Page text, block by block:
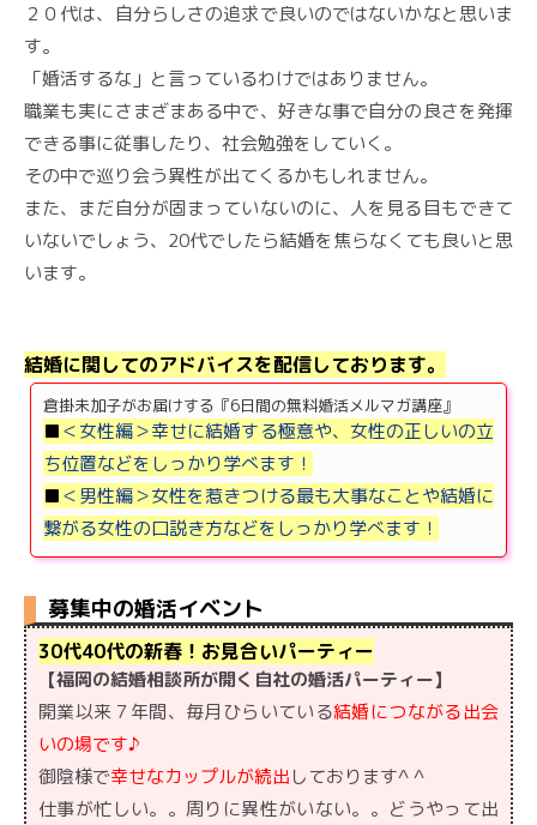
２０代は、自分らしさの追求で良いのではないかなと思いま
す。
「婚活するな」と言っているわけではありません。
職業も実にさまざまある中で、好きな事で自分の良さを発揮
できる事に従事したり、社会勉強をしていく。
その中で巡り会う異性が出てくるかもしれません。
また、まだ自分が固まっていないのに、人を見る目もできて
いないでしょう、20代でしたら結婚を焦らなくても良いと思
います。
結婚に関してのアドバイスを配信しております。
倉掛未加子がお届けする『6日間の無料婚活メルマガ講座』
■＜女性編＞幸せに結婚する極意や、女性の正しいの立
ち位置などをしっかり学べます！
■＜男性編＞女性を惹きつける最も大事なことや結婚に
繋がる女性の口説き方などをしっかり学べます！
募集中の婚活イベント
30代40代の新春！お見合いパーティー
【福岡の結婚相談所が開く自社の婚活パーティー】
開業以来７年間、毎月ひらいている結婚につながる出会
いの場です♪
御陰様で幸せなカップルが続出しております^ ^
仕事が忙しい。。周りに異性がいない。。どうやって出